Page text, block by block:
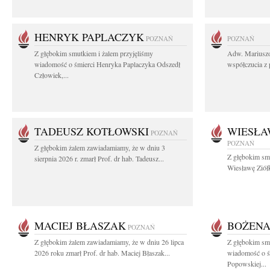
HENRYK PAPLACZYK POZNAŃ
Z głębokim smutkiem i żalem przyjęliśmy
wiadomość o śmierci Henryka Paplaczyka Odszedł
Człowiek,...
POZNAŃ
Adw.
współczucia
TADEUSZ KOTŁOWSKI POZNAŃ
Z głębokim żalem zawiadamiamy, że w dniu 3
sierpnia 2026 r. zmarł Prof. dr hab. Tadeusz...
POZNAŃ
Z głębokim
Wiesławę
MACIEJ BŁASZAK POZNAŃ
Z głębokim żalem zawiadamiamy, że w dniu 26 lipca
2026 roku zmarł Prof. dr hab. Maciej Błaszak...
Z głębokim
wiadomość o
Popowskiej...